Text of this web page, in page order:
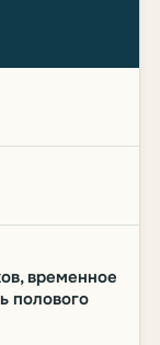
временное
полового